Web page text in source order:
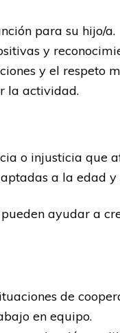
para su hijo/a.
y
y el respeto
la actividad.
o injusticia que
a la edad
ayudar a
de
en equipo.